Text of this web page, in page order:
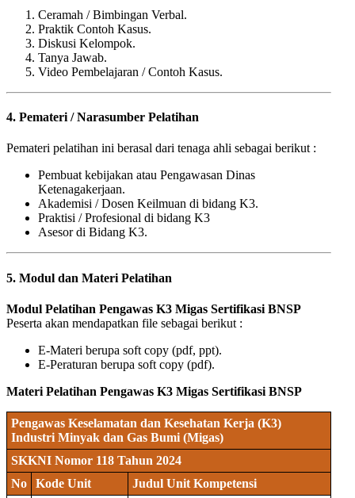
Ceramah / Bimbingan Verbal.
Praktik Contoh Kasus.
Diskusi Kelompok.
Tanya Jawab.
Video Pembelajaran / Contoh Kasus.
4. Pemateri / Narasumber Pelatihan
Pemateri pelatihan ini berasal dari tenaga ahli sebagai berikut :
Pembuat kebijakan atau Pengawasan Dinas
Ketenagakerjaan.
Akademisi / Dosen Keilmuan di bidang K3.
Praktisi / Profesional di bidang K3
Asesor di Bidang K3.
5. Modul dan Materi Pelatihan
Modul Pelatihan Pengawas K3 Migas Sertifikasi BNSP
Peserta akan mendapatkan file sebagai berikut :
E-Materi berupa soft copy (pdf, ppt).
E-Peraturan berupa soft copy (pdf).
Materi Pelatihan Pengawas K3 Migas Sertifikasi BNSP
Pengawas Keselamatan dan Kesehatan Kerja (K3)
Industri Minyak dan Gas Bumi (Migas)
SKKNI Nomor 118 Tahun 2024
No
Kode Unit Judul Unit Kompetensi